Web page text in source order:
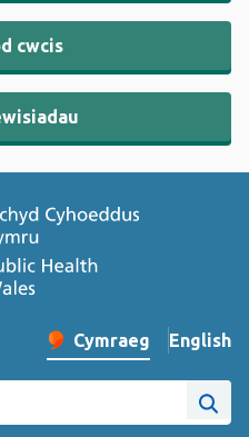
cwcis
Newid iaith y wefan
Cymraeg English
–
Cymru